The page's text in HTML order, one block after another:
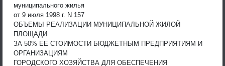
муниципального жилья
от 9 июля 1998 г. N 157
ОБЪЕМЫ РЕАЛИЗАЦИИ МУНИЦИПАЛЬНОЙ ЖИЛОЙ
ПЛОЩАДИ
ЗА 50% ЕЕ СТОИМОСТИ БЮДЖЕТНЫМ ПРЕДПРИЯТИЯМ И
ОРГАНИЗАЦИЯМ
ГОРОДСКОГО ХОЗЯЙСТВА ДЛЯ ОБЕСПЕЧЕНИЯ